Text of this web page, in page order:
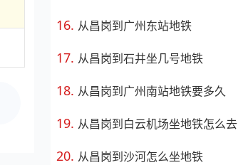
从昌岗到广州东站地铁
从昌岗到石井坐几号地铁
从昌岗到广州南站地铁要多久
从昌岗到白云机场坐地铁怎么去
从昌岗到沙河怎么坐地铁